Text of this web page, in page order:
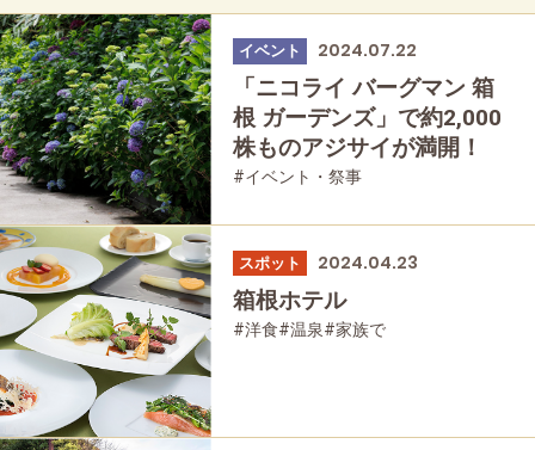
イベント 2024.07.22
「ニコライ バーグマン 箱
根 ガーデンズ」で約2,000
株ものアジサイが満開！
#イベント・祭事
スポット 2024.04.23
箱根ホテル
#洋食#温泉#家族で